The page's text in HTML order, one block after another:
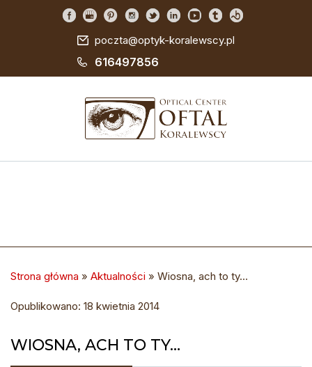
poczta@optyk-koralewscy.pl
616497856
Strona główna » Aktualności » Wiosna, ach to ty…
Opublikowano: 18 kwietnia 2014
WIOSNA, ACH TO TY…